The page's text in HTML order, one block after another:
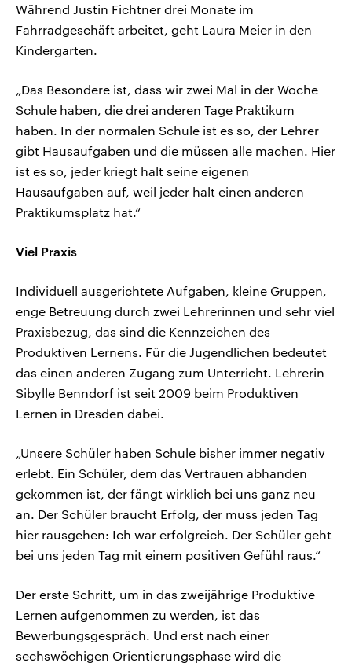
Während Justin Fichtner drei Monate im
Fahrradgeschäft arbeitet, geht Laura Meier in den
Kindergarten.
„Das Besondere ist, dass wir zwei Mal in der Woche
Schule haben, die drei anderen Tage Praktikum
haben. In der normalen Schule ist es so, der Lehrer
gibt Hausaufgaben und die müssen alle machen. Hier
ist es so, jeder kriegt halt seine eigenen
Hausaufgaben auf, weil jeder halt einen anderen
Praktikumsplatz hat.“
Viel Praxis
Individuell ausgerichtete Aufgaben, kleine Gruppen,
enge Betreuung durch zwei Lehrerinnen und sehr viel
Praxisbezug, das sind die Kennzeichen des
Produktiven Lernens. Für die Jugendlichen bedeutet
das einen anderen Zugang zum Unterricht. Lehrerin
Sibylle Benndorf ist seit 2009 beim Produktiven
Lernen in Dresden dabei.
„Unsere Schüler haben Schule bisher immer negativ
erlebt. Ein Schüler, dem das Vertrauen abhanden
gekommen ist, der fängt wirklich bei uns ganz neu
an. Der Schüler braucht Erfolg, der muss jeden Tag
hier rausgehen: Ich war erfolgreich. Der Schüler geht
bei uns jeden Tag mit einem positiven Gefühl raus.“
Der erste Schritt, um in das zweijährige Produktive
Lernen aufgenommen zu werden, ist das
Bewerbungsgespräch. Und erst nach einer
sechswöchigen Orientierungsphase wird die